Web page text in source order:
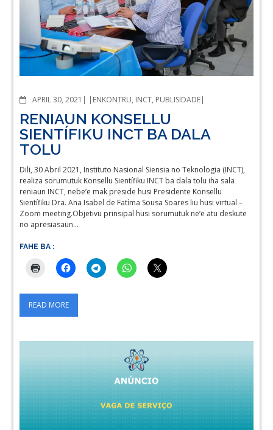
APRIL 30, 2021 COMMENTS
ENKONTRU, INCT, PUBLISIDADE
RENIAUN KONSELLU
SIENTÍFIKU INCT BA DALA
TOLU
Dili, 30 Abril 2021, Instituto Nasional Siensia no Teknologia (INCT),
realiza sorumutuk Konsellu Sientífiku INCT ba dala tolu iha sala
reniaun INCT, nebe’e mak preside husi Presidente Konsellu
Sientífiku Dra. Ana Isabel de Fatíma Sousa Soares liu husi virtual –
Zoom meeting.Objetivu prinsipal husi sorumutuk ne’e atu deskute
no apresiasaun…
FAHE BA :
READ MORE